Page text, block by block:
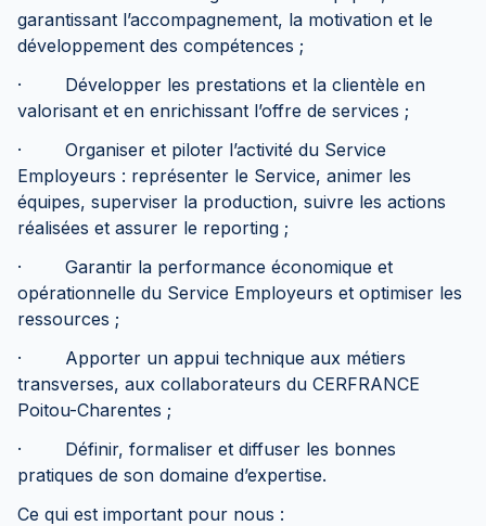
garantissant l’accompagnement, la motivation et le
développement des compétences ;
· Développer les prestations et la clientèle en
valorisant et en enrichissant l’offre de services ;
· Organiser et piloter l’activité du Service
Employeurs : représenter le Service, animer les
équipes, superviser la production, suivre les actions
réalisées et assurer le reporting ;
· Garantir la performance économique et
opérationnelle du Service Employeurs et optimiser les
ressources ;
· Apporter un appui technique aux métiers
transverses, aux collaborateurs du CERFRANCE
Poitou-Charentes ;
· Définir, formaliser et diffuser les bonnes
pratiques de son domaine d’expertise.
Ce qui est important pour nous :